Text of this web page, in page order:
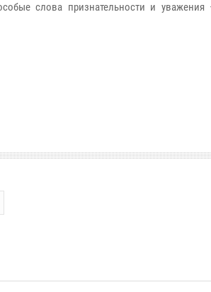
слова признательности и уважения